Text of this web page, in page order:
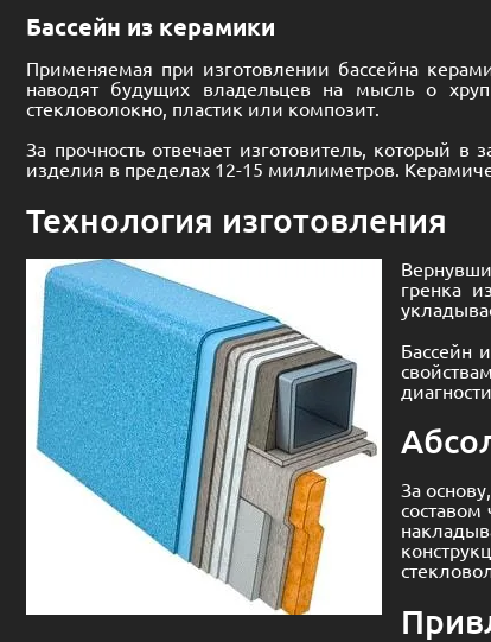
Бассейн из керамики
Применяемая при изготовлении бассейна
наводят будущих владельцев на мысль о
стекловолокно, пластик или композит.
За прочность отвечает изготовитель, который
изделия в пределах 12-15 миллиметров.
Технология изготовления
гренка
Бассейн
За